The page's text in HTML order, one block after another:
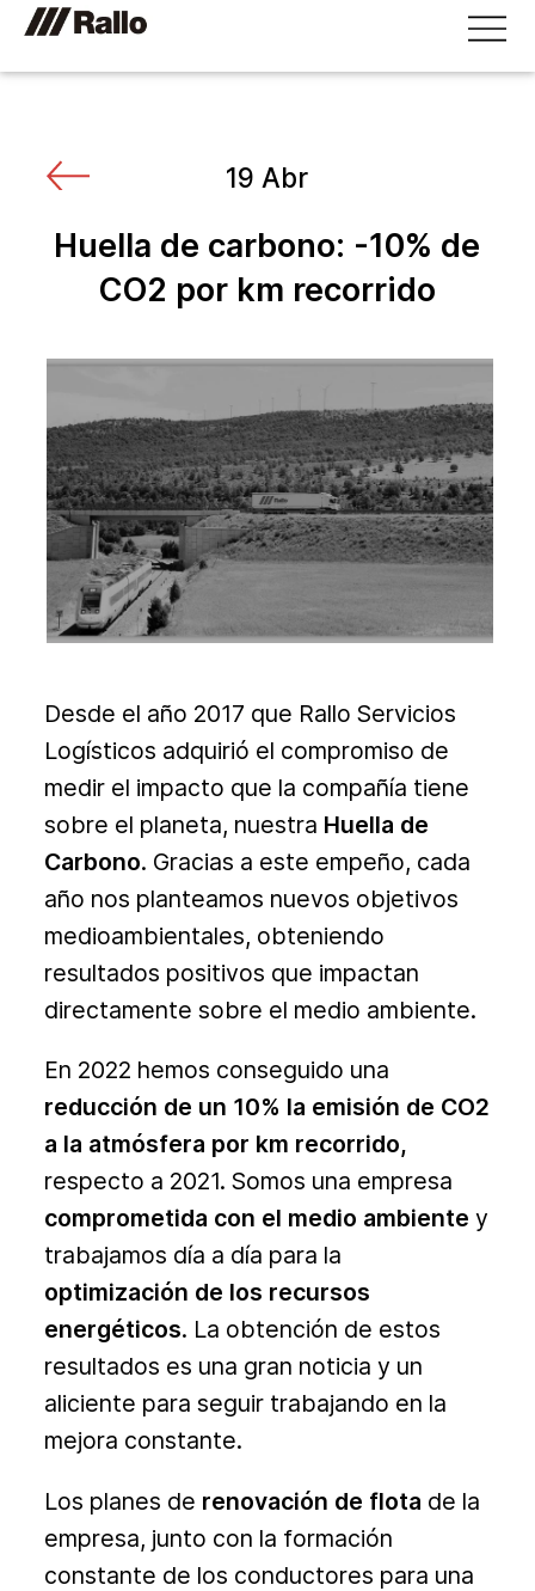
19 Abr
Huella de carbono: -10% de
CO2 por km recorrido
Desde el año 2017 que Rallo Servicios
Logísticos adquirió el compromiso de
medir el impacto que la compañía tiene
sobre el planeta, nuestra Huella de
Carbono. Gracias a este empeño, cada
año nos planteamos nuevos objetivos
medioambientales, obteniendo
resultados positivos que impactan
directamente sobre el medio ambiente.
En 2022 hemos conseguido una
reducción de un 10% la emisión de CO2
a la atmósfera por km recorrido,
respecto a 2021. Somos una empresa
comprometida con el medio ambiente y
trabajamos día a día para la
optimización de los recursos
energéticos. La obtención de estos
resultados es una gran noticia y un
aliciente para seguir trabajando en la
mejora constante.
Los planes de renovación de flota de la
empresa, junto con la formación
constante de los conductores para una